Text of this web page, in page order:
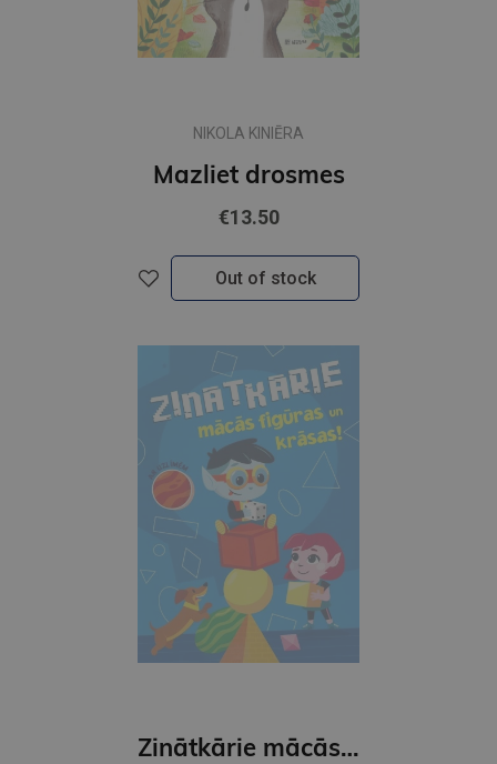
NIKOLA KINIĒRA
Mazliet drosmes
€13.50
Out of stock
Zinātkārie mācās figūras un krāsas. Ar uzlīmēm